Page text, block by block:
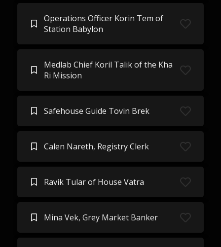
Operations Officer Korin Tem of
Station Babylon
Medlab Chief Koril Talik of the Kha
Ri Mission
Safehouse Guide Tovin Brek
Calen Nareth, Registry Clerk
Ravik Tular of House Vatra
Mina Vek, Grey Market Banker